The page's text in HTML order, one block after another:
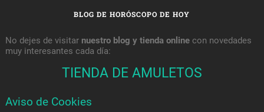
BLOG DE HORÓSCOPO DE HOY
No dejes de visitar nuestro blog y tienda onlinecon novedades
muy interesantes cada día:
TIENDA DE AMULETOS
Aviso de Cookies